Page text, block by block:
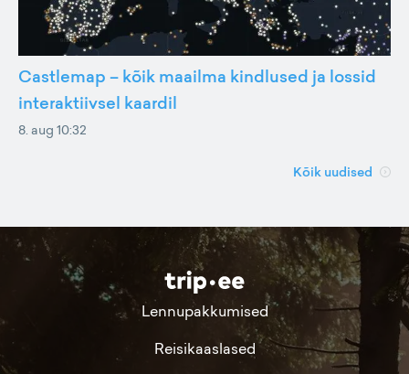
Castlemap – kõik maailma kindlused ja lossid
interaktiivsel kaardil
8. aug 10:32
Kõik uudised
Lennupakkumised
Reisikaaslased